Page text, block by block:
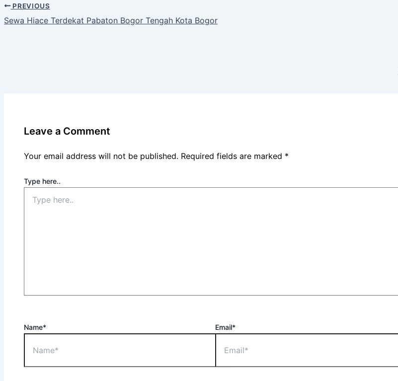
PREVIOUS
Sewa Hiace Terdekat Pabaton Bogor Tengah Kota Bogor
Leave a Comment
Your email address will not be published. Required fields are marked *
Type here..
Name* Email*